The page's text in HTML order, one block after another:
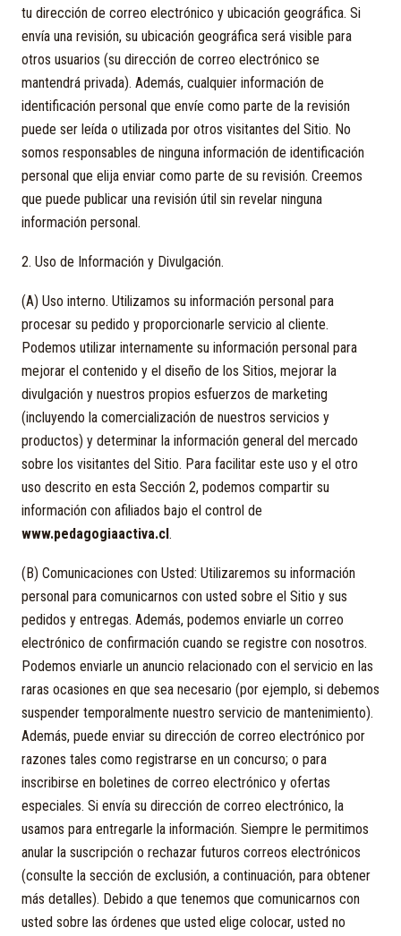
tu dirección de correo electrónico y ubicación geográfica. Si
envía una revisión, su ubicación geográfica será visible para
otros usuarios (su dirección de correo electrónico se
mantendrá privada). Además, cualquier información de
identificación personal que envíe como parte de la revisión
puede ser leída o utilizada por otros visitantes del Sitio. No
somos responsables de ninguna información de identificación
personal que elija enviar como parte de su revisión. Creemos
que puede publicar una revisión útil sin revelar ninguna
información personal.
2. Uso de Información y Divulgación.
(A) Uso interno. Utilizamos su información personal para
procesar su pedido y proporcionarle servicio al cliente.
Podemos utilizar internamente su información personal para
mejorar el contenido y el diseño de los Sitios, mejorar la
divulgación y nuestros propios esfuerzos de marketing
(incluyendo la comercialización de nuestros servicios y
productos) y determinar la información general del mercado
sobre los visitantes del Sitio. Para facilitar este uso y el otro
uso descrito en esta Sección 2, podemos compartir su
información con afiliados bajo el control de
www.pedagogiaactiva.cl.
(B) Comunicaciones con Usted: Utilizaremos su información
personal para comunicarnos con usted sobre el Sitio y sus
pedidos y entregas. Además, podemos enviarle un correo
electrónico de confirmación cuando se registre con nosotros.
Podemos enviarle un anuncio relacionado con el servicio en las
raras ocasiones en que sea necesario (por ejemplo, si debemos
suspender temporalmente nuestro servicio de mantenimiento).
Además, puede enviar su dirección de correo electrónico por
razones tales como registrarse en un concurso; o para
inscribirse en boletines de correo electrónico y ofertas
especiales. Si envía su dirección de correo electrónico, la
usamos para entregarle la información. Siempre le permitimos
anular la suscripción o rechazar futuros correos electrónicos
(consulte la sección de exclusión, a continuación, para obtener
más detalles). Debido a que tenemos que comunicarnos con
usted sobre las órdenes que usted elige colocar, usted no